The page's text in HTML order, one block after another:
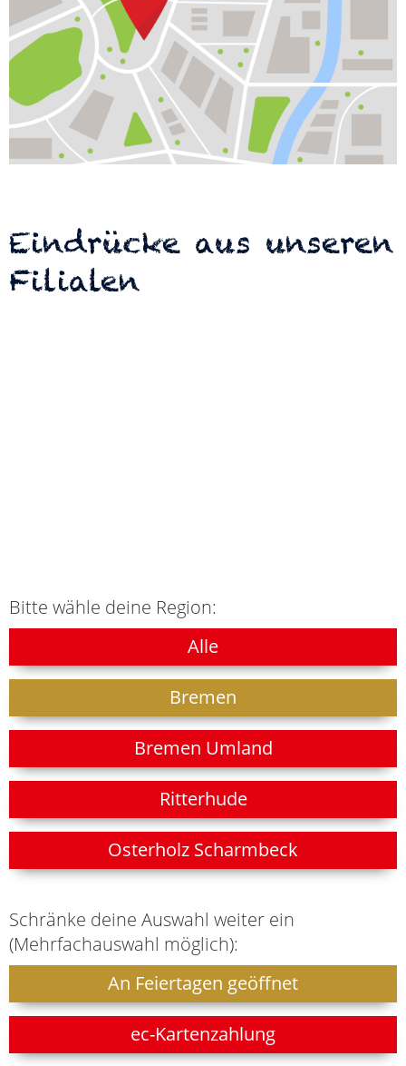
Eindrücke aus unseren
Filialen
Bitte wähle deine Region:
Alle
Bremen
Bremen Umland
Ritterhude
Osterholz Scharmbeck
Schränke deine Auswahl weiter ein
(Mehrfachauswahl möglich):
An Feiertagen geöffnet
ec-Kartenzahlung